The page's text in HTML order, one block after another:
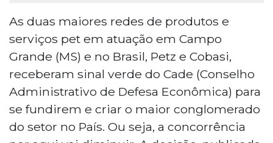
As duas maiores redes de produtos e
serviços pet em atuação em Campo
Grande (MS) e no Brasil, Petz e Cobasi,
receberam sinal verde do Cade (Conselho
Administrativo de Defesa Econômica) para
se fundirem e criar o maior conglomerado
do setor no País. Ou seja, a concorrência